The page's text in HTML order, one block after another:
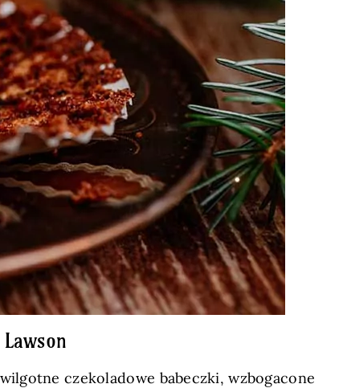
czekoladowe babeczki, wzbogacone